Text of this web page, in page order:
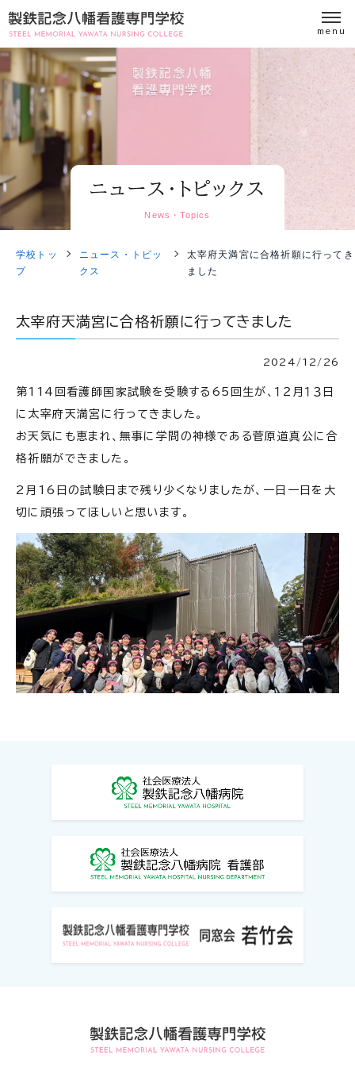
ニュース・トピックス
News・Topics
学校トッ
プ
ニュース・トピッ
クス
太宰府天満宮に合格祈願に行ってき
ました
太宰府天満宮に合格祈願に行ってきました
2024/12/26
第114回看護師国家試験を受験する65回生が、１２月１３日
に太宰府天満宮に行ってきました。
お天気にも恵まれ、無事に学問の神様である菅原道真公に合
格祈願ができました。
2月16日の試験日まで残り少くなりましたが、一日一日を大
切に頑張ってほしいと思います。